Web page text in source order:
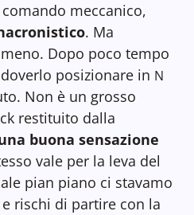
meccanico,
. Ma
Dopo poco tempo
posizionare in N
Non è un grosso
restituito dalla
buona sensazione
vale per la leva del
pian piano ci stavamo
rischi di partire con la